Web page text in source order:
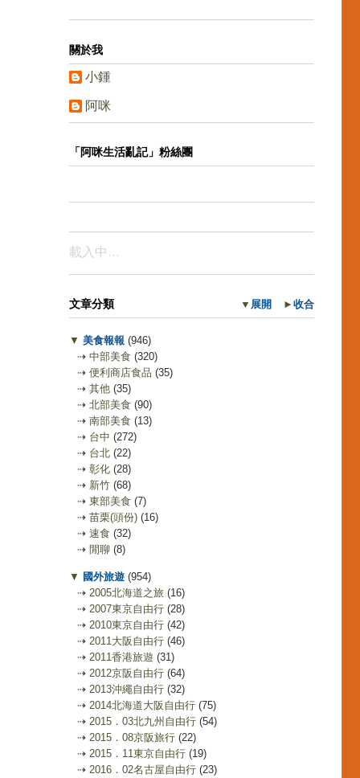
關於我
小鍾
阿咪
「阿咪生活亂記」粉絲團
載入中…
▼ 展開 ► 收合
文章分類
▼ 美食報報 (946)
⇢ 中部美食 (320)
⇢ 便利商店食品 (35)
⇢ 其他 (35)
⇢ 北部美食 (90)
⇢ 南部美食 (13)
⇢ 台中 (272)
⇢ 台北 (22)
⇢ 彰化 (28)
⇢ 新竹 (68)
⇢ 東部美食 (7)
⇢ 苗栗(頭份) (16)
⇢ 速食 (32)
⇢ 閒聊 (8)
▼ 國外旅遊 (954)
⇢ 2005北海道之旅 (16)
⇢ 2007東京自由行 (28)
⇢ 2010東京自由行 (42)
⇢ 2011大阪自由行 (46)
⇢ 2011香港旅遊 (31)
⇢ 2012京阪自由行 (64)
⇢ 2013沖繩自由行 (32)
⇢ 2014北海道大阪自由行 (75)
⇢ 2015．03北九州自由行 (54)
⇢ 2015．08京阪旅行 (22)
⇢ 2015．11東京自由行 (19)
⇢ 2016．02名古屋自由行 (23)